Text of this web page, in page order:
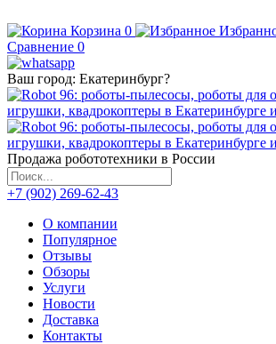
Корзина 0
Сравнение 0
Ваш город: Екатеринбург?
Продажа робототехники в России
+7 (902) 269-62-43
О компании
Популярное
Отзывы
Обзоры
Услуги
Новости
Доставка
Контакты